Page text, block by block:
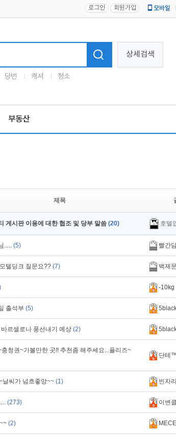
로그인 회원가입 모바일
상세검색
당번 캐셔 청소
부동산
제목
게시판 이용에 대한 협조 및 당부 말씀 (20) 호텔
..... (5) 빨간
텔딩크 질문요?? (7) 백제문
-10kg
출석부 (5)
바르셀로나 풍선내기 예상 (2)
충청권~가볼만한 곳!! 추천좀 해주세요...플리즈~
단테™
날씨가 넘흐좋앙~~ (1) 빈자리
(273) 이변
(2)